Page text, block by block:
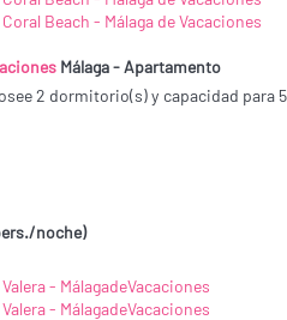
Málaga -Apartamento
2 dormitorio(s) y capacidad para 5
noche)